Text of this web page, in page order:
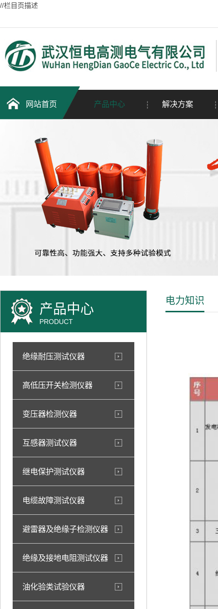
//栏目页描述
网站首页 产品中心 解决方案
产品中心
PRODUCT
绝缘耐压测试仪器
高低压开关检测仪器
变压器检测仪器
互感器测试仪器
继电保护测试仪器
电缆故障测试仪器
避雷器及绝缘子检测仪器
绝缘及接地电阻测试仪器
油化验类试验仪器
电力知识